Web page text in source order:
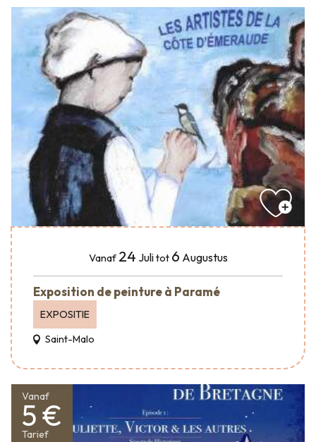
Vanaf 24 Julitot 6 Augustus
Exposition de peinture à Paramé
EXPOSITIE
Saint-Malo
Vanaf
5 €
Tarief